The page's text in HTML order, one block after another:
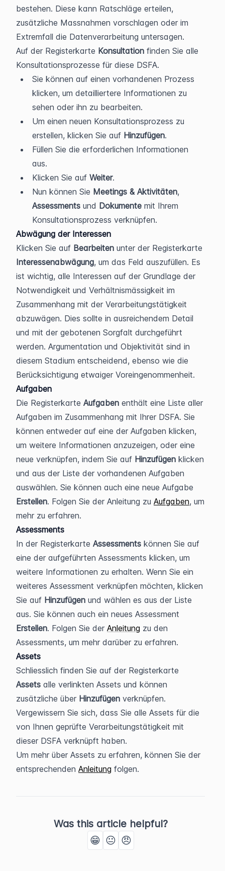
bestehen. Diese kann Ratschläge erteilen,
zusätzliche Massnahmen vorschlagen oder im
Extremfall die Datenverarbeitung untersagen.
Auf der Registerkarte Konsultation finden Sie alle
Konsultationsprozesse für diese DSFA.
Sie können auf einen vorhandenen Prozess
klicken, um detailliertere Informationen zu
sehen oder ihn zu bearbeiten.
Um einen neuen Konsultationsprozess zu
erstellen, klicken Sie auf Hinzufügen.
Füllen Sie die erforderlichen Informationen
aus.
Klicken Sie auf Weiter.
Nun können Sie Meetings & Aktivitäten
Assessments und Dokumente mit Ihrem
Konsultationsprozess verknüpfen.
Abwägung der Interessen
Klicken Sie auf Bearbeiten
Interessenabwägung, um das Feld auszufüllen. Es
ist wichtig, alle Interessen auf der Grundlage der
Notwendigkeit und Verhältnismässigkeit im
Zusammenhang mit der Verarbeitungstätigkeit
abzuwägen. Dies sollte in ausreichendem Detail
und mit der gebotenen Sorgfalt durchgeführt
werden. Argumentation und Objektivität sind in
diesem Stadium entscheidend, ebenso wie die
Berücksichtigung etwaiger Voreingenommenheit.
Aufgaben
Die Registerkarte Aufgaben enthält eine Liste aller
Aufgaben im Zusammenhang mit Ihrer DSFA. Sie
können entweder auf eine der Aufgaben klicken,
um weitere Informationen anzuzeigen, oder eine
neue verknüpfen, indem Sie auf Hinzufügen klicken
und aus der Liste der vorhandenen Aufgaben
Erstellen. Folgen Sie der Anleitung zu Aufgaben, um
mehr zu erfahren.
Assessments
In der Registerkarte Assessments können Sie auf
eine der aufgeführten Assessments klicken, um
weitere Informationen zu erhalten. Wenn Sie ein
weiteres Assessment verknüpfen möchten, klicken
Sie auf Hinzufügen und wählen es aus der Liste
Erstellen. Folgen Sie der Anleitung zu den
Assessments, um mehr darüber zu erfahren.
Assets
Assets alle verlinkten Assets und können
zusätzliche über Hinzufügen verknüpfen.
Vergewissern Sie sich, dass Sie alle Assets für die
von Ihnen geprüfte Verarbeitungstätigkeit mit
dieser DSFA verknüpft haben.
Um mehr über Assets zu erfahren, können Sie der
entsprechenden Anleitung folgen.
Was this article helpful?
😁 😐 😠